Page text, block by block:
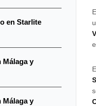
en Starlite
Málaga y
Málaga y